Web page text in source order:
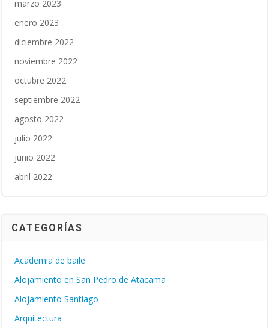
marzo 2023
enero 2023
diciembre 2022
noviembre 2022
octubre 2022
septiembre 2022
agosto 2022
julio 2022
junio 2022
abril 2022
CATEGORÍAS
Academia de baile
Alojamiento en San Pedro de Atacama
Alojamiento Santiago
Arquitectura